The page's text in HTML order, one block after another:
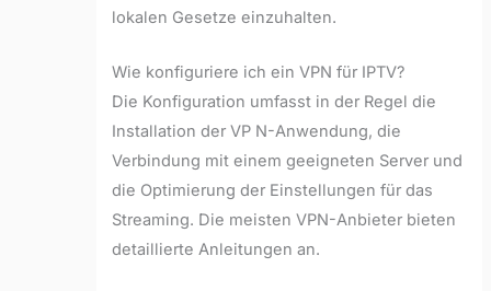
lokalen Gesetze einzuhalten.
Wie konfiguriere ich ein VPN für IPTV?
Die Konfiguration umfasst in der Regel die
Installation der VP N-Anwendung, die
Verbindung mit einem geeigneten Server und
die Optimierung der Einstellungen für das
Streaming. Die meisten VPN-Anbieter bieten
detaillierte Anleitungen an.